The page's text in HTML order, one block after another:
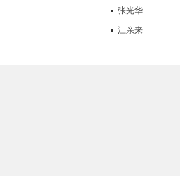
张光华
江亲来